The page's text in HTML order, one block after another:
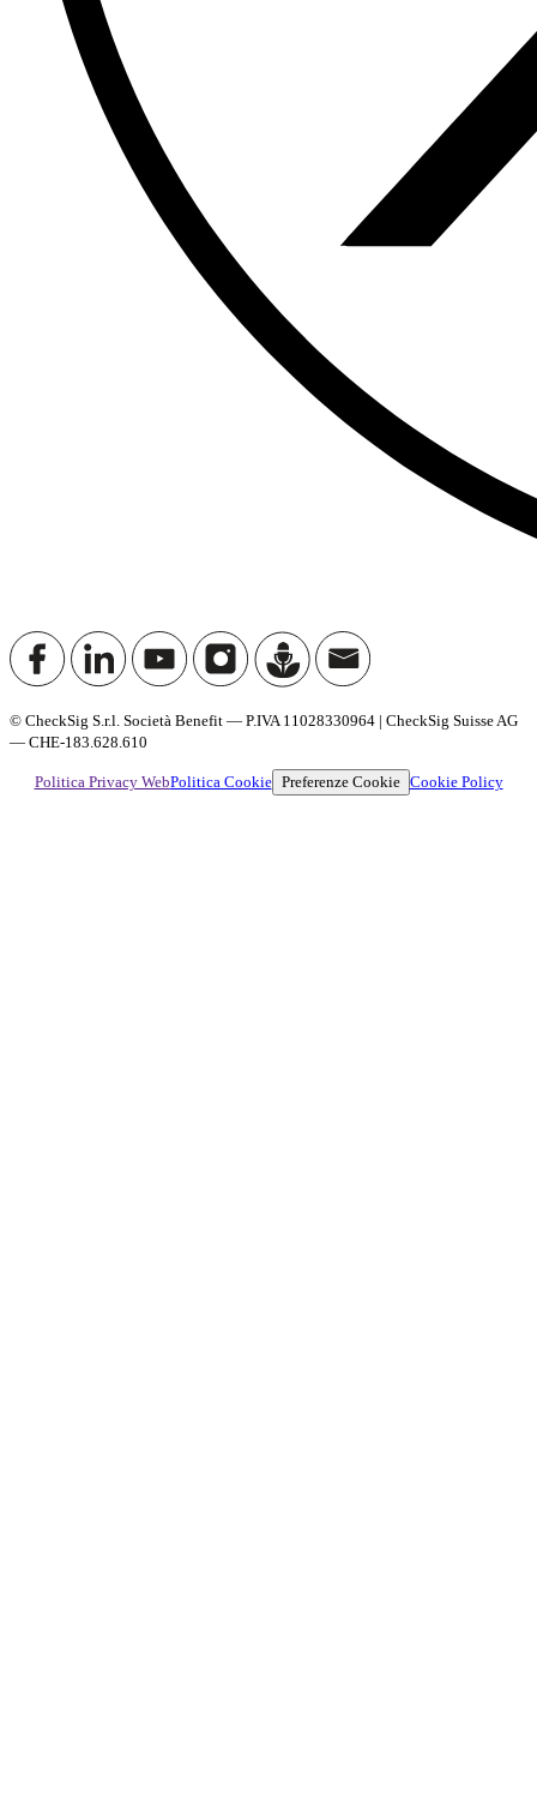
© CheckSig S.r.l. Società Benefit — P.IVA 11028330964 | CheckSig Suisse AG
— CHE-183.628.610
Politica Privacy WebPolitica Cookie Preferenze Cookie Cookie Policy